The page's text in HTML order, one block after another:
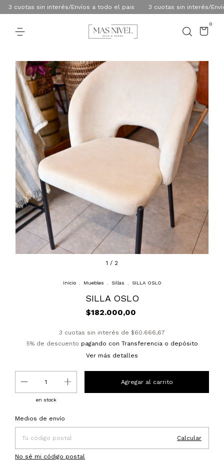
cuotas sin interés/Envíos a todo el pais 3 cuotas sin interés/
0
1 / 2
Inicio Muebles Sillas SILLA OSLO
SILLA OSLO
$182.000,00
3 cuotas sin interés de $60.666,67
5% de descuento pagando con Transferencia o depósito
Ver más detalles
en stock
Entregas para el CP:
Medios de envío
Calcular
No sé mi código postal